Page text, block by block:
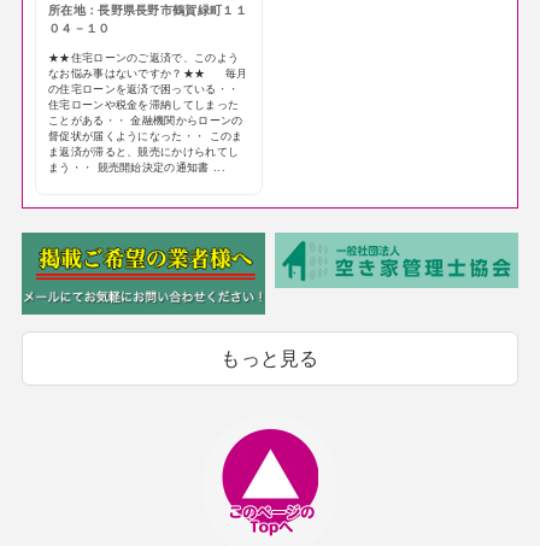
所在地：長野県長野市鶴賀緑町１１
０４－１０
★★住宅ローンのご返済で、このよう
なお悩み事はないですか？★★ 毎月
の住宅ローンを返済で困っている・・
住宅ローンや税金を滞納してしまった
ことがある・・ 金融機関からローンの
督促状が届くようになった・・ このま
ま返済が滞ると、競売にかけられてし
まう・・ 競売開始決定の通知書 ...
もっと見る